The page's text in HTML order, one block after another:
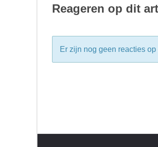
Reageren op dit
Er zijn nog geen reacties